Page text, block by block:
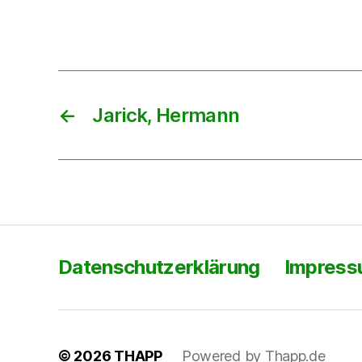
← Jarick, Hermann
Datenschutzerklärung
© 2026 THAPP Powered by Thapp.de